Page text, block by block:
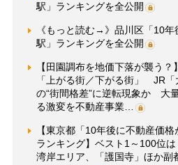
駅」ランキングを全公開
《もっと読む→》品川区「10
駅」ランキングを全公開
【田園調布を地価下落が襲う
「上がる街／下がる街」 JR
の“街間格差”に逆転現象か 大
る激変を不動産事業…
【東京都「10年後に不動産価格
ランキング】ベスト1～100位
湾岸エリア、「護国寺」ほか副